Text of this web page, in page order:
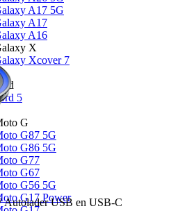
A17 5G
A17
A16
X
Xcover 7
5
G
G87 5G
G86 5G
G77
G67
G56 5G
G17 Power
Autolader USB en USB-C